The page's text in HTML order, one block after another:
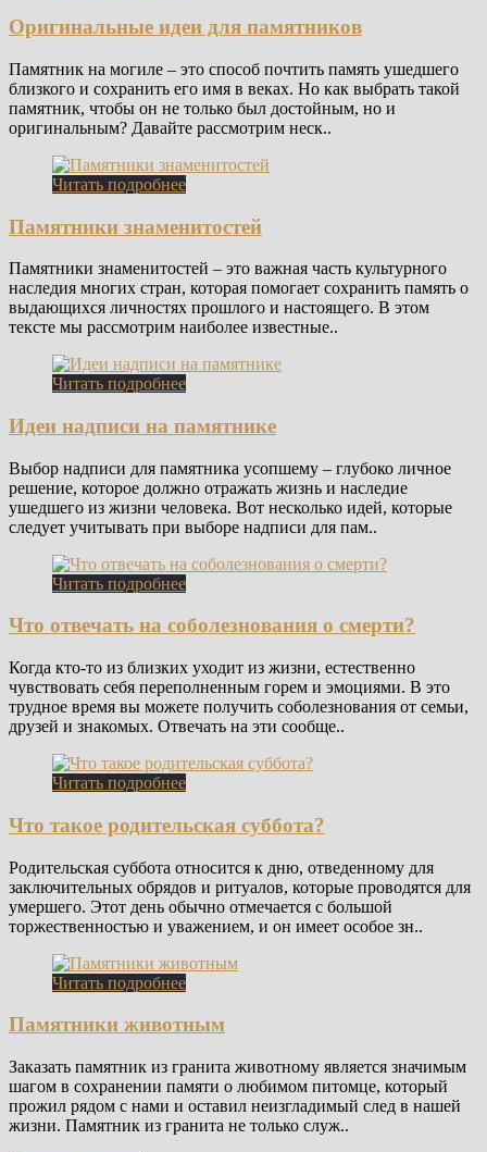
Оригинальные идеи для памятников
Памятник на могиле – это способ почтить память ушедшего
близкого и сохранить его имя в веках. Но как выбрать такой
памятник, чтобы он не только был достойным, но и
оригинальным? Давайте рассмотрим неск..
Читать подробнее
Памятники знаменитостей
Памятники знаменитостей – это важная часть культурного
наследия многих стран, которая помогает сохранить память о
выдающихся личностях прошлого и настоящего. В этом
тексте мы рассмотрим наиболее известные..
Читать подробнее
Идеи надписи на памятнике
Выбор надписи для памятника усопшему – глубоко личное
решение, которое должно отражать жизнь и наследие
ушедшего из жизни человека. Вот несколько идей, которые
следует учитывать при выборе надписи для пам..
Читать подробнее
Что отвечать на соболезнования о смерти?
Когда кто-то из близких уходит из жизни, естественно
чувствовать себя переполненным горем и эмоциями. В это
трудное время вы можете получить соболезнования от семьи,
друзей и знакомых. Отвечать на эти сообще..
Читать подробнее
Что такое родительская суббота?
Родительская суббота относится к дню, отведенному для
заключительных обрядов и ритуалов, которые проводятся для
умершего. Этот день обычно отмечается с большой
торжественностью и уважением, и он имеет особое зн..
Читать подробнее
Памятники животным
Заказать памятник из гранита животному является значимым
шагом в сохранении памяти о любимом питомце, который
прожил рядом с нами и оставил неизгладимый след в нашей
жизни. Памятник из гранита не только служ..